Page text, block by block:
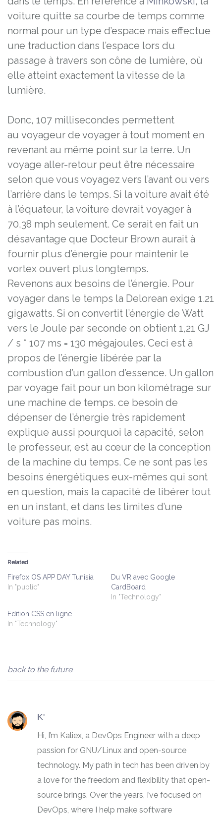
voiture quitte sa courbe de temps comme
normal pour un type d’espace mais effectue
une traduction dans l’espace lors du
passage à travers son cône de lumière, où
elle atteint exactement la vitesse de la
lumière.
Donc, 107 millisecondes permettent
au voyageur de voyager à tout moment en
revenant au même point sur la terre. Un
voyage aller-retour peut être nécessaire
selon que vous voyagez vers l’avant ou vers
l’arrière dans le temps. Si la voiture avait été
à l’équateur, la voiture devrait voyager à
70,38 mph seulement. Ce serait en fait un
désavantage que Docteur Brown aurait à
fournir plus d’énergie pour maintenir le
vortex ouvert plus longtemps.
Revenons aux besoins de l’énergie. Pour
voyager dans le temps la Delorean exige 1.21
gigawatts. Si on convertit l’énergie de Watt
vers le Joule par seconde on obtient 1,21 GJ
/ s * 107 ms = 130 mégajoules. Ceci est à
propos de l’énergie libérée par la
combustion d’un gallon d’essence. Un gallon
par voyage fait pour un bon kilométrage sur
une machine de temps. ce besoin de
dépenser de l’énergie très rapidement
explique aussi pourquoi la capacité, selon
le professeur, est au cœur de la conception
de la machine du temps. Ce ne sont pas les
besoins énergétiques eux-mêmes qui sont
en question, mais la capacité de libérer tout
en un instant, et dans les limites d’une
voiture pas moins.
Related
Firefox OS APP DAY Tunisia
In "public"
Du VR avec Google
CardBoard
In "Technology"
Edition CSS en ligne
In "Technology"
back to the future
K'
Hi, I’m Kaliex, a DevOps Engineer with a deep
passion for GNU/Linux and open-source
technology. My path in tech has been driven by
a love for the freedom and flexibility that open-
source brings. Over the years, I’ve focused on
DevOps, where I help make software